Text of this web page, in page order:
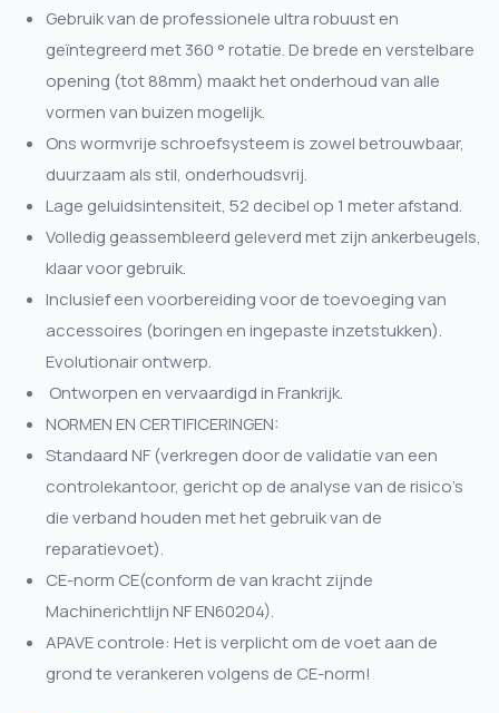
Gebruik van de professionele ultra robuust en
geïntegreerd met 360 ° rotatie. De brede en verstelbare
opening (tot 88mm) maakt het onderhoud van alle
vormen van buizen mogelijk.
Ons wormvrije schroefsysteem is zowel betrouwbaar,
duurzaam als stil, onderhoudsvrij.
Lage geluidsintensiteit, 52 decibel op 1 meter afstand.
Volledig geassembleerd geleverd met zijn ankerbeugels,
klaar voor gebruik.
Inclusief een voorbereiding voor de toevoeging van
accessoires (boringen en ingepaste inzetstukken).
Evolutionair ontwerp.
Ontworpen en vervaardigd in Frankrijk.
NORMEN EN CERTIFICERINGEN:
Standaard NF (verkregen door de validatie van een
controlekantoor, gericht op de analyse van de risico’s
die verband houden met het gebruik van de
reparatievoet).
CE-norm CE(conform de van kracht zijnde
Machinerichtlijn NF EN60204).
APAVE controle: Het is verplicht om de voet aan de
grond te verankeren volgens de CE-norm!